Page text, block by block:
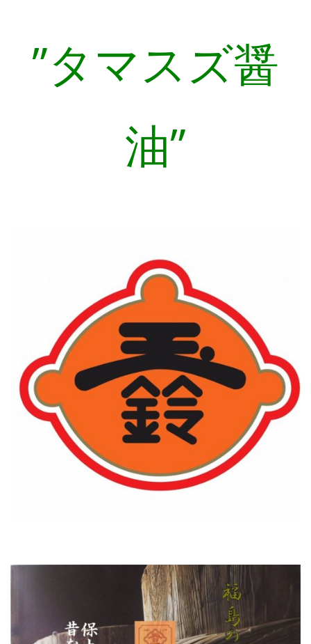
”タマスズ醤
油”